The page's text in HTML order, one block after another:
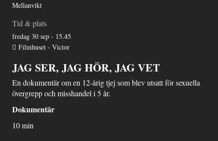
Mellanvikt
Tid & plats
fredag 30 sep - 15.45
Filmhuset - Victor
JAG SER, JAG HÖR, JAG VET
En dokumentär om en 12-årig tjej som blev utsatt för sexuella
övergrepp och misshandel i 5 år.
Dokumentär
10 min